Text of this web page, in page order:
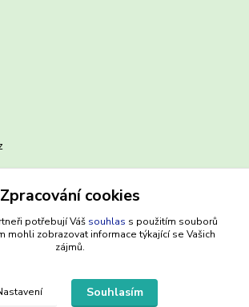
Zpracování cookies
potřebují Váš souhlas s použitím souborů
mohli zobrazovat informace týkající se Vašich
zájmů.
Souhlasím